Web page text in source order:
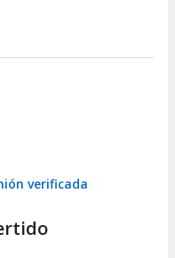
verificada